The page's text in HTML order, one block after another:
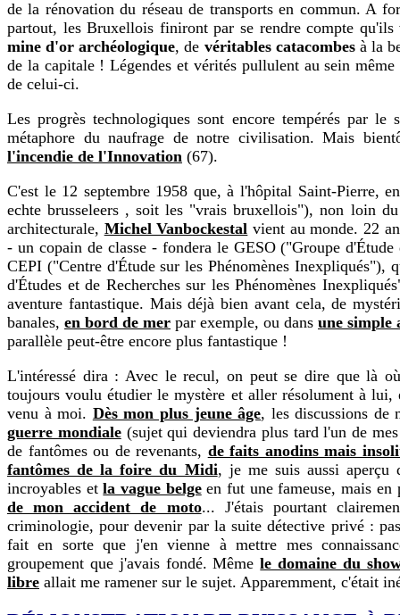
de la rénovation du réseau de transports en commun. A
partout, les Bruxellois finiront par se rendre compte
mine d'or archéologique, de véritables catacombesà la
de la capitale ! Légendes et vérités pullulent au sein
de celui-ci.
Les progrès technologiques sont encore tempérés par
métaphore du naufrage de notre civilisation. Mais
l'incendie de l'Innovation (67).
C'est le 12 septembre 1958 que, à l'hôpital Saint-Pierre,
echte brusseleers , soit les "vrais bruxellois"), non loin
architecturale, Michel Vanbockestal vient au monde. 22
- un copain de classe - fondera le GESO ("Groupe
CEPI ("Centre d'Étude sur les Phénomènes Inexpliqués"),
d'Études et de Recherches sur les Phénomènes
aventure fantastique. Mais déjà bien avant cela, de
banales, en bord de mer par exemple, ou dans une simple
parallèle peut-être encore plus fantastique !
L'intéressé dira : Avec le recul, on peut se dire que là
toujours voulu étudier le mystère et aller résolument à
venu à moi. Dès mon plus jeune âge, les discussions de
guerre mondiale(sujet qui deviendra plus tard l'un de
de fantômes ou de revenants, de faits anodins mais
fantômes de la foire du Midi, je me suis aussi aperçu
incroyables etla vague belgeen fut une fameuse, mais
de mon accident de moto... J'étais pourtant
criminologie, pour devenir par la suite détective privé :
fait en sorte que j'en vienne à mettre mes
groupement que j'avais fondé. Mêmele domaine du
libre allait me ramener sur le sujet. Apparemment, c'était